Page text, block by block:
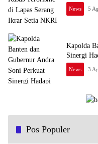
News 5
Kapolda
Sinergi
News 3
Pos Populer